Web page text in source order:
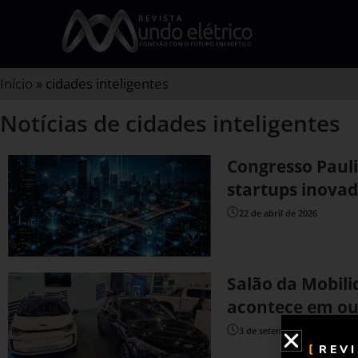
Início » cidades inteligentes
Notícias de cidades inteligentes
Congresso
startups
22 de abril de 2026
Salão da
acontece em
3 de setembro de 2024